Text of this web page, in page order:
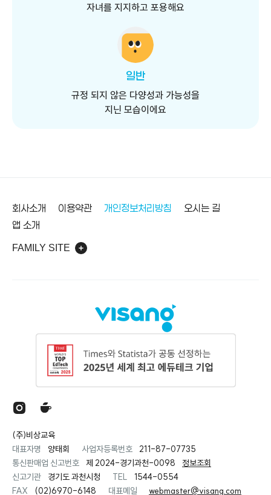
자녀를 지지하고 포용해요
일반
규정 되지 않은 다양성과 가능성을
지닌 모습이에요
회사소개 이용약관 개인정보처리방침
오시는 길
앱 소개
FAMILY SITE
(주)비상교육
대표자명
양태회 사업자등록번호
211-87-07735
통신판매업 신고번호
제 2024-경기과천-0098
정보조회
신고기관
경기도 과천시청 TEL
1544-0554
FAX
(02)6970-6148 대표메일 webmaster@visang.com